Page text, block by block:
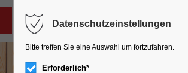
Login
Datenschutzeinstellungen
Bitte treffen Sie eine Auswahl um fortzufahren.
Erforderlich*